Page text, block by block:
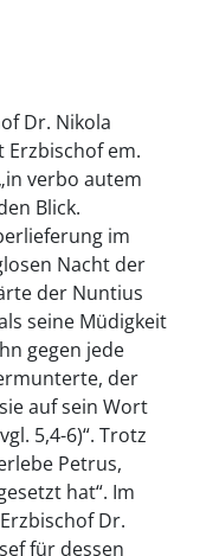
Dr. Nikola
em.
verbo autem
Blick.
im
Nacht der
der Nuntius
seine Müdigkeit
gegen jede
der
auf sein Wort
5,4-6)“. Trotz
Petrus,
hat“. Im
Dr.
für dessen